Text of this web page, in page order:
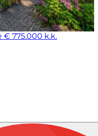
€ 775.000 k.k.